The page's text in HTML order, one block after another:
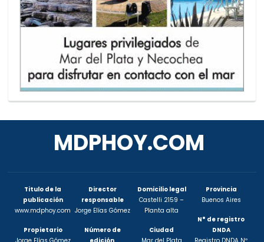
MDPHOY.COM
Titulo de la
publicación
www.mdphoy.com
Propietario
Director
responsable
Jorge Elías Gómez
Número de
Domicilio legal
Castelli 2159 –
Planta alta
Ciudad
Provincia
Buenos Aires
N° de registro
DNDA